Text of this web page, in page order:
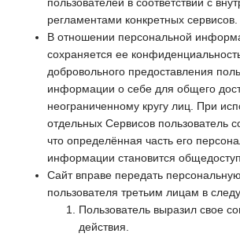
регламентами конкретных сервисов.
В отношении персональной
сохраняется ее
добровольного предоставления
информации о себе для общего
неограниченному кругу лиц. При
отдельных Сервисов пользователь
что определённая часть его
информации становится
Сайт вправе передать
пользователя третьим лицам в
Пользователь выразил свое
действия.